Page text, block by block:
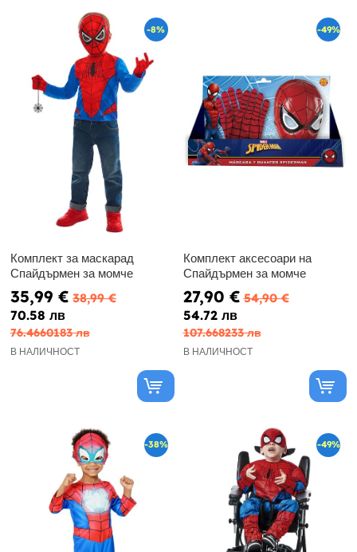
-8%
Комплект за маскарад
Спайдърмен за момче
35,99 € 38,99 €
70.58 лв
76.4660183 лв
В НАЛИЧНОСТ
-49%
Комплект аксесоари на
Спайдърмен за момче
27,90 € 54,90 €
54.72 лв
107.668233 лв
В НАЛИЧНОСТ
-38% -49%